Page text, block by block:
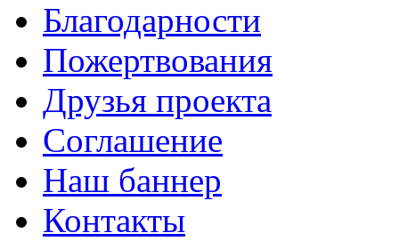
Благодарности
Пожертвования
Друзья проекта
Соглашение
Наш баннер
Контакты